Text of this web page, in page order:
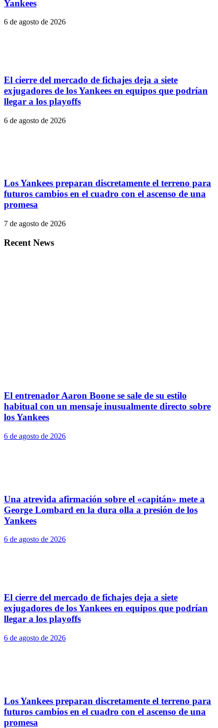
Yankees
6 de agosto de 2026
El cierre del mercado de fichajes deja a siete
exjugadores de los Yankees en equipos que podrían
llegar a los playoffs
6 de agosto de 2026
Los Yankees preparan discretamente el terreno para
futuros cambios en el cuadro con el ascenso de una
promesa
7 de agosto de 2026
Recent News
El entrenador Aaron Boone se sale de su estilo
habitual con un mensaje inusualmente directo sobre
los Yankees
6 de agosto de 2026
Una atrevida afirmación sobre el «capitán» mete a
George Lombard en la dura olla a presión de los
Yankees
6 de agosto de 2026
El cierre del mercado de fichajes deja a siete
exjugadores de los Yankees en equipos que podrían
llegar a los playoffs
6 de agosto de 2026
Los Yankees preparan discretamente el terreno para
futuros cambios en el cuadro con el ascenso de una
promesa